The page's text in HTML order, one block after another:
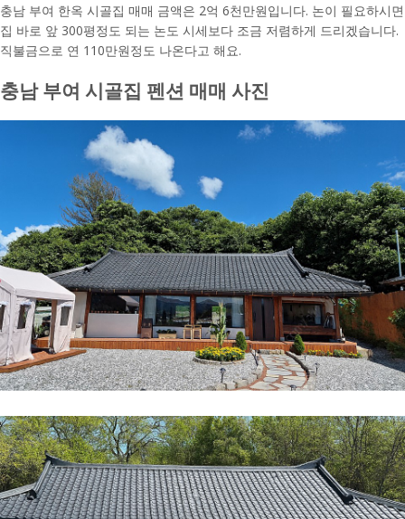
충남 부여 한옥 시골집 매매 금액은 2억 6천만원입니다. 논이 필요하시면
집 바로 앞 300평정도 되는 논도 시세보다 조금 저렴하게 드리겠습니다.
직불금으로 연 110만원정도 나온다고 해요.
충남 부여 시골집 펜션 매매 사진